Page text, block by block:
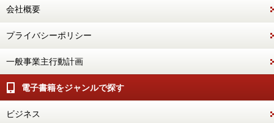
会社概要
プライバシーポリシー
一般事業主行動計画
電子書籍をジャンルで探す
ビジネス